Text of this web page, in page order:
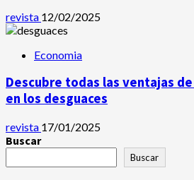
revista 12/02/2025
Economia
Descubre todas las ventajas
en los desguaces
revista 17/01/2025
Buscar
Buscar